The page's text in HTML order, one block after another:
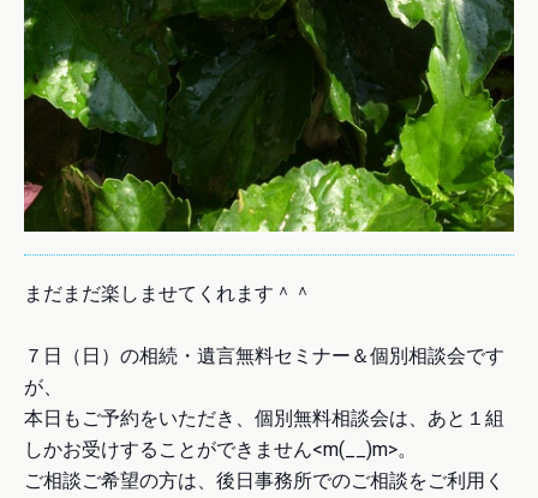
まだまだ楽しませてくれます＾＾
７日（日）の相続・遺言無料セミナー＆個別相談会です
が、
本日もご予約をいただき、個別無料相談会は、あと１組
しかお受けすることができません<m(__)m>。
ご相談ご希望の方は、後日事務所でのご相談をご利用く